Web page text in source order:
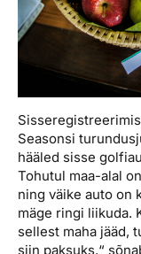
Seasonsi
hääled sisse
Tohutul maa-alal
ning väike auto on
mäge ringi liikuda.
sellest maha jääd,
siin paksuks,“